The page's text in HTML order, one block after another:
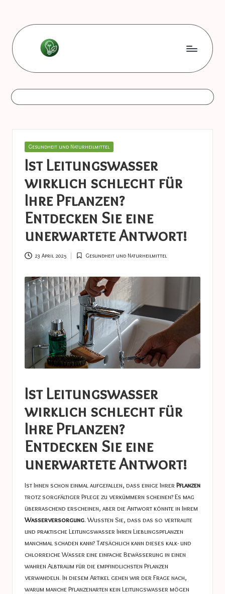
content
L
e
s
o
n
n
e
s
a
s
t
u
c
e
s
astuces
Posted
Gesundheit und Naturheilmittel
Ist Leitungswasser
wirklich schlecht für
Ihre Pflanzen?
Entdecken Sie eine
unerwartete Antwort!
23 April 2025
Posted
Gesundheit und Naturheilmittel
Ist Leitungswasser
wirklich schlecht für
Ihre Pflanzen?
Entdecken Sie eine
unerwartete Antwort!
Ist Ihnen schon einmal aufgefallen, dass einige IhrerPflanzen
trotz sorgfältiger Pflege zu verkümmern scheinen? Es mag
überraschend erscheinen, aber die Antwort könnte in Ihrem
Wasserversorgung. Wussten Sie, dass das so vertraute
und praktische Leitungswasser Ihren Lieblingspflanzen
manchmal schaden kann? Tatsächlich kann dieses kalk- und
chlorreiche Wasser eine einfache Bewässerung in einen
wahren Albtraum für die empfindlichsten Pflanzen
verwandeln. In diesem Artikel gehen wir der Frage nach,
warum manche Pflanzenarten kein Leitungswasser mögen